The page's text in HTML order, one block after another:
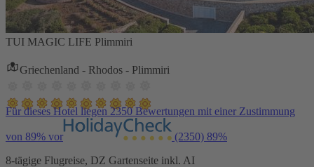
TUI MAGIC LIFE Plimmiri
Griechenland - Rhodos - Plimmiri
Für dieses Hotel liegen 2350 Bewertungen mit einer Zustimmung
von 89% vor (2350) 89%
8-tägige Flugreise, DZ Gartenseite inkl. AI